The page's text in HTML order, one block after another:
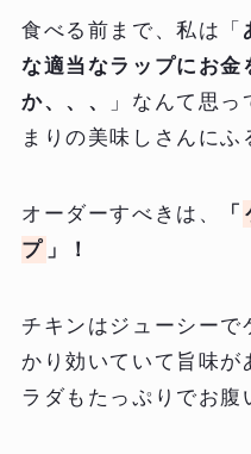
食べる前まで、私は「
な適当なラップにお金
か、、、
」なんて思
まりの美味しさんにふ
オーダーすべきは、 「
プ 」！
チキンはジューシーで
かり効いていて旨味が
ラダもたっぷりでお腹